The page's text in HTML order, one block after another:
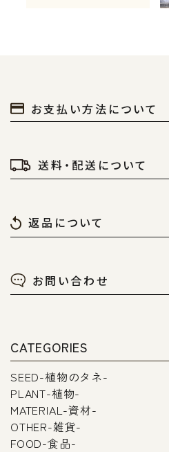
お支払い方法について
送料・配送について
返品について
お問い合わせ
CATEGORIES
SEED-植物のタネ-
PLANT-植物-
MATERIAL-資材-
OTHER-雑貨-
FOOD-食品-